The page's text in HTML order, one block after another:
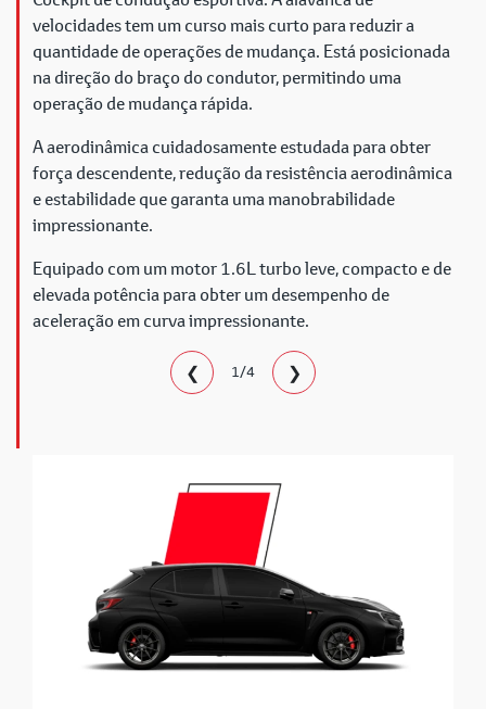
velocidades tem um curso mais curto para reduzir a
quantidade de operações de mudança. Está posicionada
na direção do braço do condutor, permitindo uma
operação de mudança rápida.
A aerodinâmica cuidadosamente estudada para obter
força descendente, redução da resistência aerodinâmica
e estabilidade que garanta uma manobrabilidade
impressionante.
Equipado com um motor 1.6L turbo leve, compacto e de
elevada potência para obter um desempenho de
aceleração em curva impressionante.
❮ 1/4 ❯